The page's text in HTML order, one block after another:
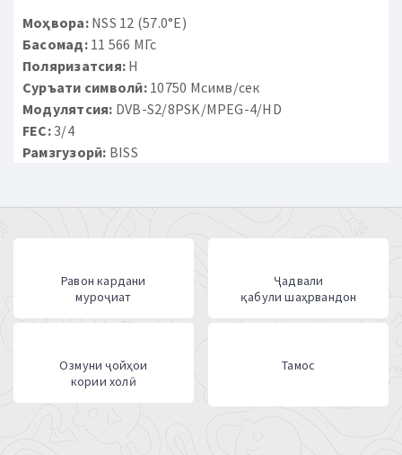
Моҳвора:NSS 12 (57.0°E)
Басомад:11 566 МГс
Поляризатсия: H
Суръати символӣ:10750 Мсимв/сек
Модулятсия: DVB-S2/8PSK/MPEG-4/HD
FEC:3/4
Рамзгузорӣ: BISS
Равон кардани
муроҷиат
Ҷадвали
қабули шаҳрвандон
Озмуни ҷойҳои
кории холӣ
Тамос